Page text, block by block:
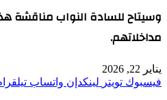
وسيتاح للسادة النواب مناقشة
مداخلاتهم.
يناير 22, 2026
فيسبوك تويتر لينكدإن واتساب